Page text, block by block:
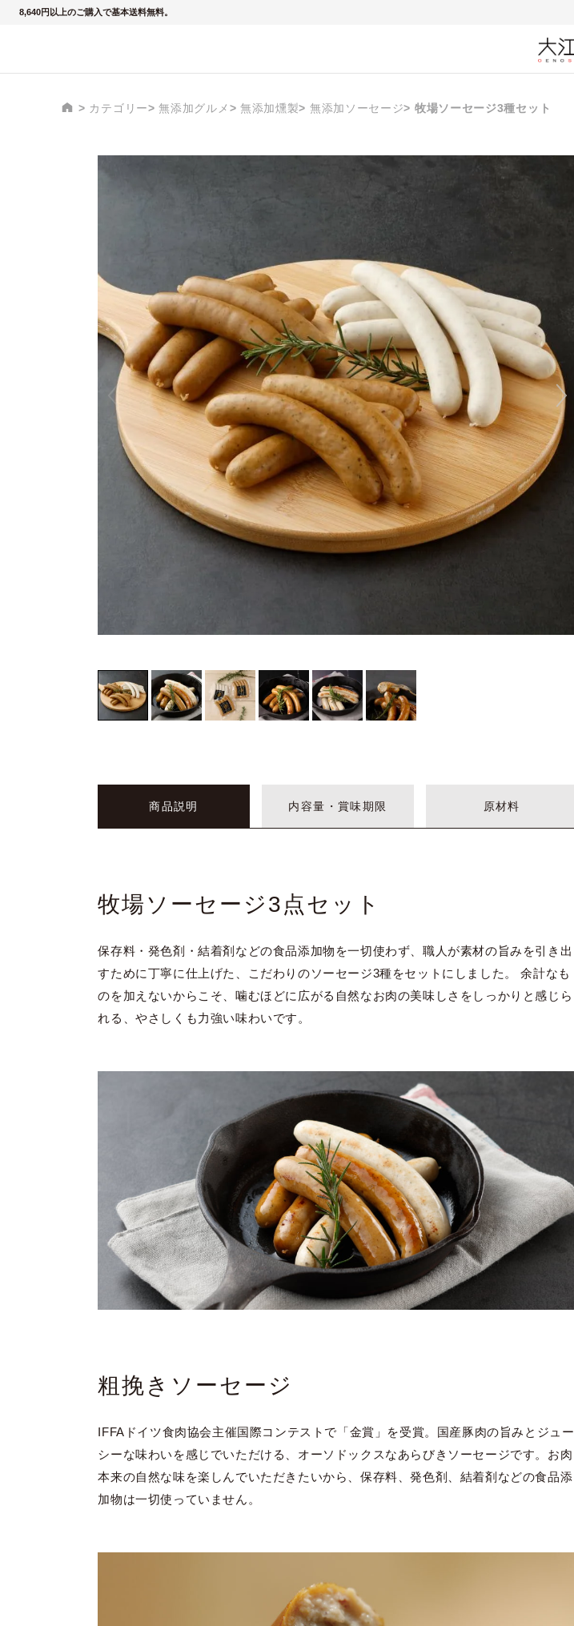
8,640円以上のご購入で基本送料無料。
カテゴリー 無添加グルメ 無添加燻製 無添加ソーセージ 牧場ソーセージ3種セット
商品説明 内容量・賞味期限 原材料
牧場ソーセージ3点セット
保存料・発色剤・結着剤などの食品添加物を一切使わず、職人が素材の旨みを引き出
すために丁寧に仕上げた、こだわりのソーセージ3種をセットにしました。 余計なも
のを加えないからこそ、噛むほどに広がる自然なお肉の美味しさをしっかりと感じら
れる、やさしくも力強い味わいです。
粗挽きソーセージ
IFFAドイツ食肉協会主催国際コンテストで「金賞」を受賞。国産豚肉の旨みとジュー
シーな味わいを感じでいただける、オーソドックスなあらびきソーセージです。お肉
本来の自然な味を楽しんでいただきたいから、保存料、発色剤、結着剤などの食品添
加物は一切使っていません。